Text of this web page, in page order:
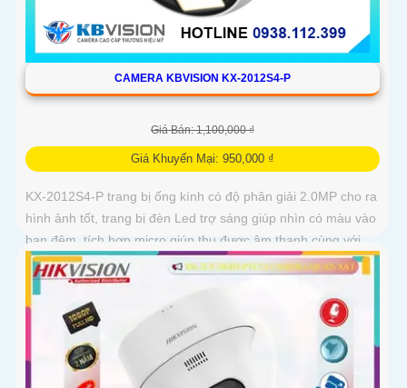
CAMERA KBVISION KX-2012S4-P
Giá Bán: 1,100,000 ₫
Giá Khuyến Mại: 950,000 ₫
KX-2012S4-P trang bị ống kính có độ phân giải 2.0MP cho ra
hình ảnh tốt, trang bị đèn Led trợ sáng giúp nhìn có màu vào
ban đêm, tích hợp micro giúp thu được âm thanh cùng với
hình ảnh, camera này sẽ sử dụng chung với đầu ghi hình